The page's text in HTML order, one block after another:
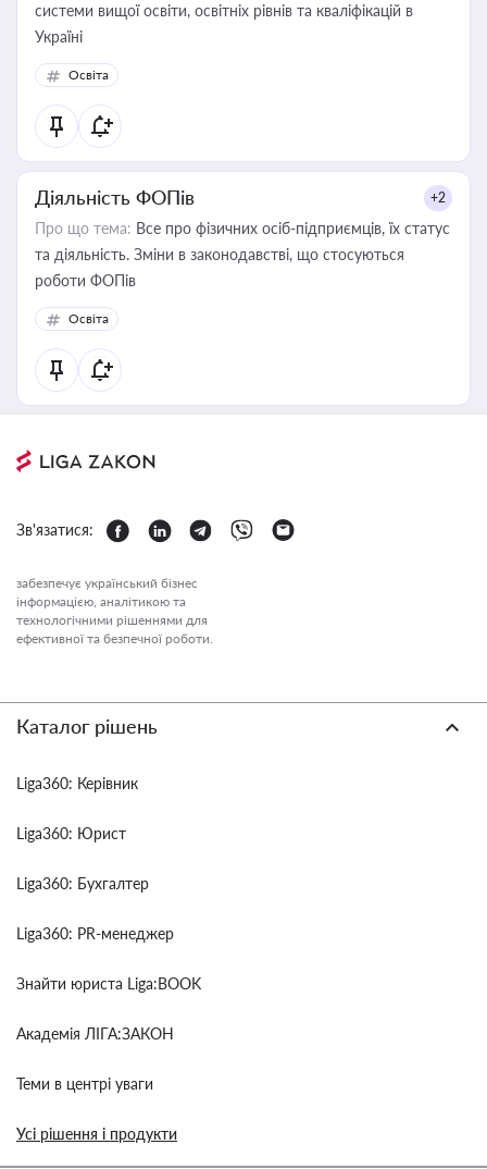
системи вищої освіти, освітніх рівнів та кваліфікацій в
Україні
Освіта
Діяльність ФОПів +2
Про що тема: Все про фізичних осіб-підприємців, їх статус
та діяльність. Зміни в законодавстві, що стосуються
роботи ФОПів
Освіта
Зв'язатися:
забезпечує український бізнес
інформацією, аналітикою та
технологічними рішеннями для
ефективної та безпечної роботи.
Каталог рішень
Liga360: Керівник
Liga360: Юрист
Liga360: Бухгалтер
Liga360: PR-менеджер
Знайти юриста Liga:BOOK
Академія ЛІГА:ЗАКОН
Теми в центрі уваги
Усі рішення і продукти